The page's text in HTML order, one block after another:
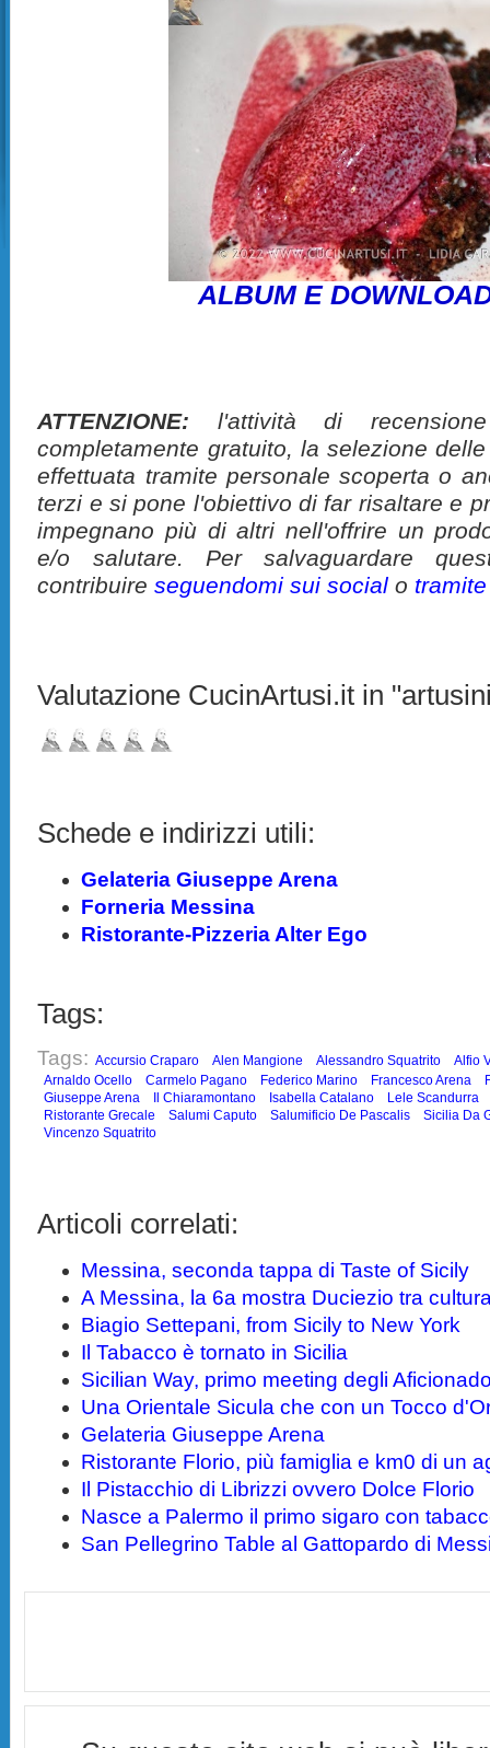
ALBUM E
ATTENZIONE: l'attività di
completamente gratuito, la selezione
effettuata tramite personale scoperta o
terzi e si pone l'obiettivo di far risaltare e
impegnano più di altri nell'offrire un
e/o salutare. Per salvaguardare
contribuireseguendomi sui social o
Valutazione CucinArtusi.it in
Schede e indirizzi utili:
Gelateria Giuseppe Arena
Forneria Messina
Ristorante-Pizzeria Alter Ego
Tags:
Tags: Accursio Craparo Alen Mangione Alessandro Squatrito
Alfio
Arnaldo Ocello
Carmelo Pagano Federico Marino Francesco Arena
Giuseppe Arena
Il Chiaramontano Isabella Catalano
Lele Scandurra
Ristorante Grecale
Salumi Caputo Salumificio De Pascalis
Sicilia Da
Vincenzo Squatrito
Articoli correlati:
Messina, seconda tappa di Taste of Sicily
A Messina, la 6a mostra Duciezio tra
Biagio Settepani, from Sicily to New York
Il Tabacco è tornato in Sicilia
Sicilian Way, primo meeting degli
Una Orientale Sicula che con un Tocco
Gelateria Giuseppe Arena
Ristorante Florio, più famiglia e km0 di un
Il Pistacchio di Librizzi ovvero Dolce Florio
Nasce a Palermo il primo sigaro con
San Pellegrino Table al Gattopardo di